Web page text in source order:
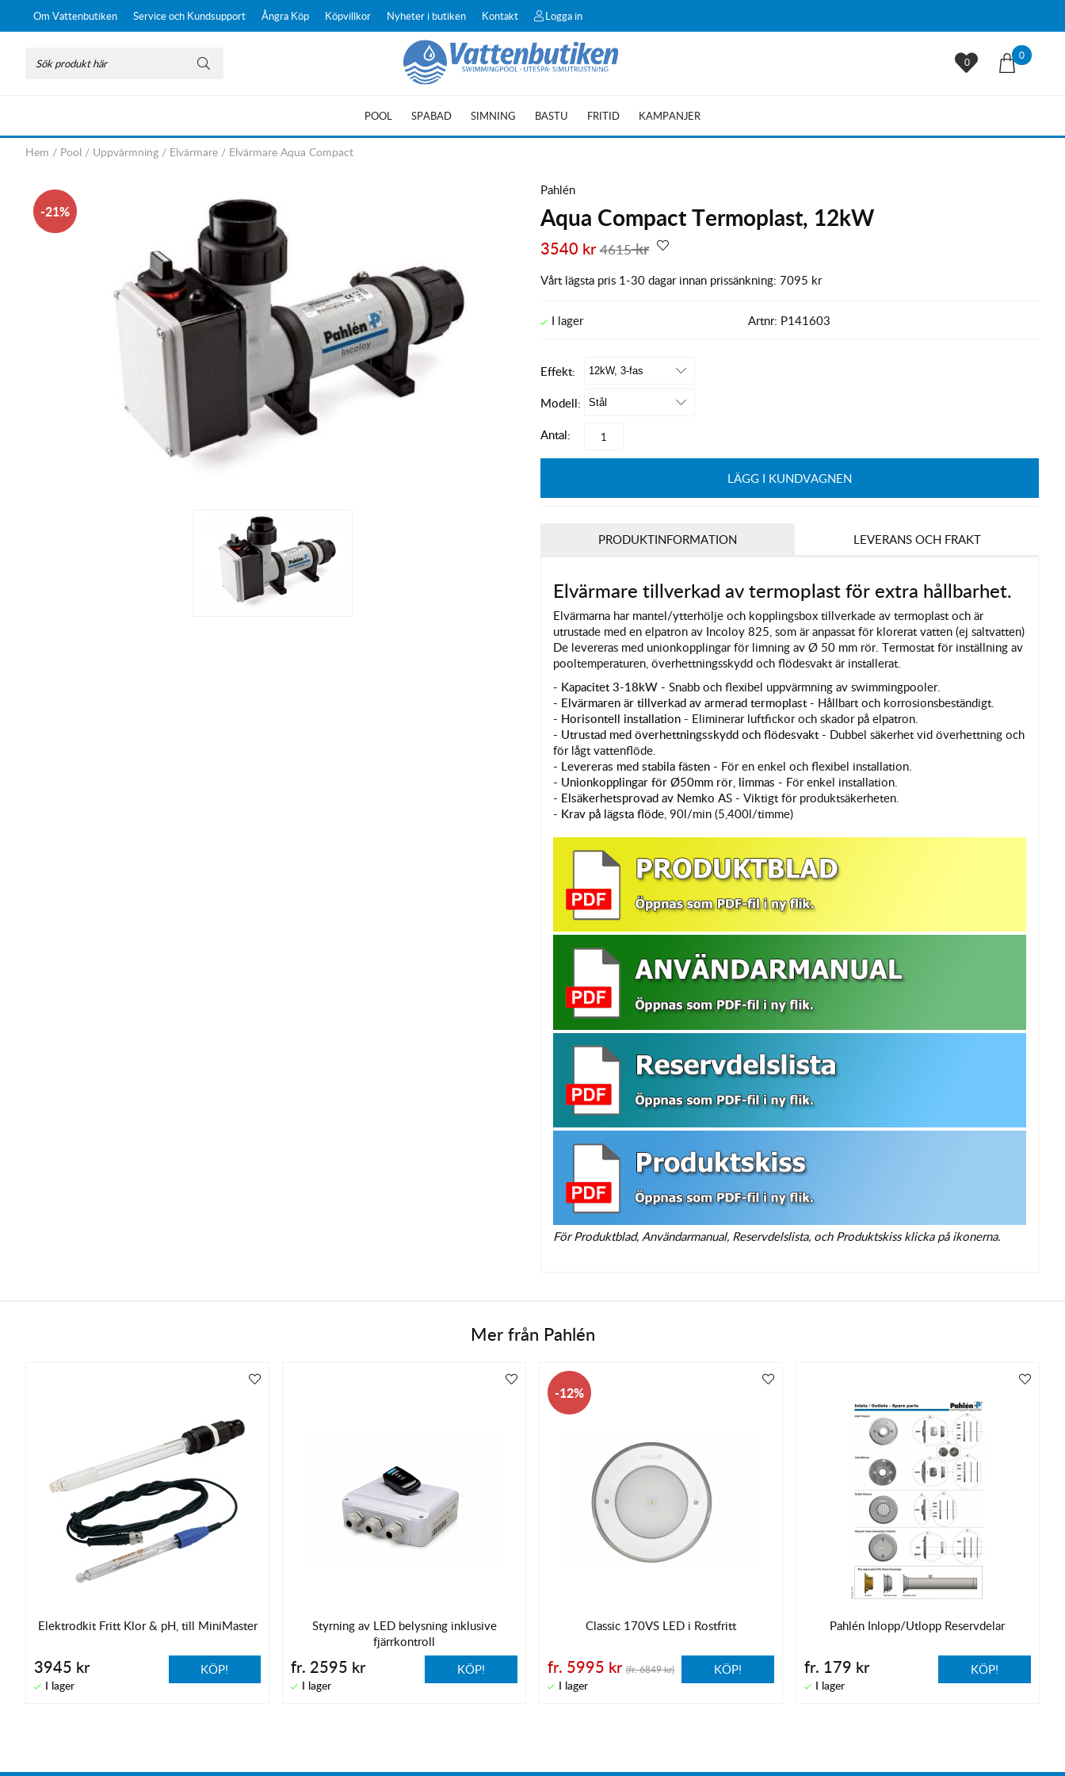
Om Vattenbutiken Service och Kundsupport Ångra Köp Köpvillkor Nyheter i butiken Kontakt Logga in
0
0
POOL SPABAD SIMNING BASTU FRITID KAMPANJER
Hem / Pool / Uppvärmning / Elvärmare / Elvärmare Aqua Compact
21
Pahlén
Aqua Compact Termoplast, 12kW
4615kr
3540 kr
Vårt lägsta pris 1-30 dagar innan prissänkning: 7095 kr
Artnr: P141603
Effekt:
Modell:
Antal:
LÄGG I KUNDVAGNEN
PRODUKTINFORMATION
Elvärmare tillverkad av termoplast för extra hållbarhet.
Elvärmarna har mantel/ytterhölje och kopplingsbox tillverkade av termoplast och är
utrustade med en elpatron av Incoloy 825, som är anpassat för klorerat vatten (ej saltvatten)
De levereras med unionkopplingar för limning av Ø 50 mm rör. Termostat för inställning av
pooltemperaturen, överhettningsskydd och flödesvakt är installerat.
- Kapacitet 3-18kW - Snabb och flexibel uppvärmning av swimmingpooler.
- Elvärmaren är tillverkad av armerad termoplast - Hållbart och korrosionsbeständigt.
- Horisontell installation - Eliminerar luftfickor och skador på elpatron.
- Utrustad med överhettningsskydd och flödesvakt - Dubbel säkerhet vid överhettning och
för lågt vattenflöde.
- Levereras med stabila fästen - För en enkel och flexibel installation.
- Unionkopplingar för Ø50mm rör, limmas - För enkel installation.
- Elsäkerhetsprovad av Nemko AS - Viktigt för produktsäkerheten.
- Krav på lägsta flöde, 90l/min (5,400l/timme)
För Produktblad, Användarmanual, Reservdelslista, och Produktskiss klicka på ikonerna.
LEVERANS OCH FRAKT
Mer från Pahlén
Elektrodkit Fritt Klor & pH, till MiniMaster
3945 kr KÖP!
Styrning av LED belysning inklusive
fjärrkontroll
fr. 2595 kr KÖP!
12
Classic 170VS LED i Rostfritt
fr. 5995 kr (fr. 6849 kr) KÖP!
Pahlén Inlopp/Utlopp Reservdelar
fr. 179 kr KÖP!